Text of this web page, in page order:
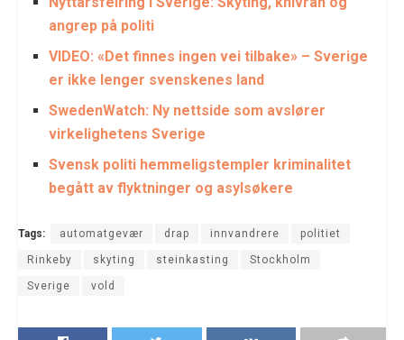
angrep på politi
VIDEO: «Det finnes ingen vei tilbake» – Sverige
er ikke lenger svenskenes land
SwedenWatch: Ny nettside som avslører
virkelighetens Sverige
Svensk politi hemmeligstempler kriminalitet
begått av flyktninger og asylsøkere
Tags: automatgevær drap innvandrere politiet
Rinkeby skyting steinkasting Stockholm
Sverige vold